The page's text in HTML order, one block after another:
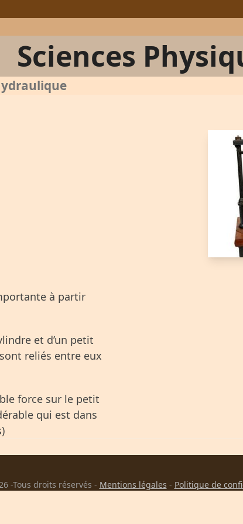
Sciences
à partir
et d’un petit
reliés entre eux
force sur le petit
qui est dans
-Tous droits réservés - Mentions légales - Politique de